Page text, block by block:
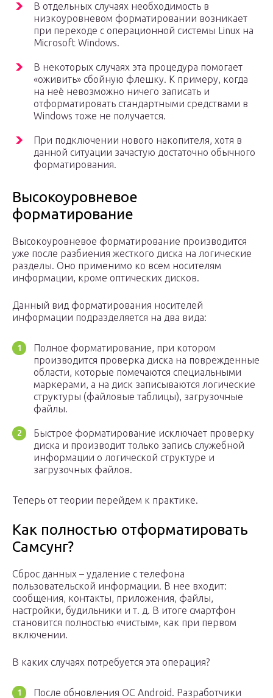
В отдельных случаях необходимость в
низкоуровневом форматировании возникает
при переходе с операционной системы Linux на
Microsoft Windows.
В некоторых случаях эта процедура помогает
«оживить» сбойную флешку. К примеру, когда
на неё невозможно ничего записать и
отформатировать стандартными средствами в
Windows тоже не получается.
При подключении нового накопителя, хотя в
данной ситуации зачастую достаточно обычного
форматирования.
Высокоуровневое
форматирование
Высокоуровневое форматирование производится
уже после разбиения жесткого диска на логические
разделы. Оно применимо ко всем носителям
информации, кроме оптических дисков.
Данный вид форматирования носителей
информации подразделяется на два вида:
Полное форматирование, при котором
производится проверка диска на поврежденные
области, которые помечаются специальными
маркерами, а на диск записываются логические
структуры (файловые таблицы), загрузочные
файлы.
Быстрое форматирование исключает проверку
диска и производит только запись служебной
информации о логической структуре и
загрузочных файлов.
Теперь от теории перейдем к практике.
Как полностью отформатировать
Самсунг?
Сброс данных – удаление с телефона
пользовательской информации. В нее входит:
сообщения, контакты, приложения, файлы,
настройки, будильники и т. д. В итоге смартфон
становится полностью «чистым», как при первом
включении.
В каких случаях потребуется эта операция?
После обновления ОС Android. Разработчики